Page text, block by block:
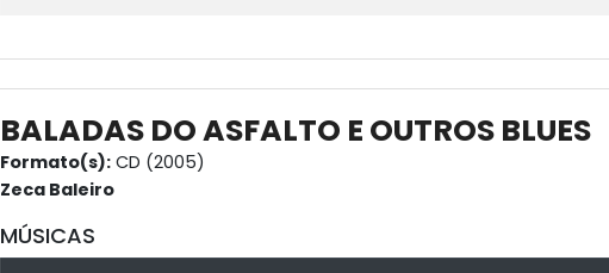
BALADAS DO ASFALTO E OUTROS BLUES
Formato(s): CD (2005)
Zeca Baleiro
MÚSICAS